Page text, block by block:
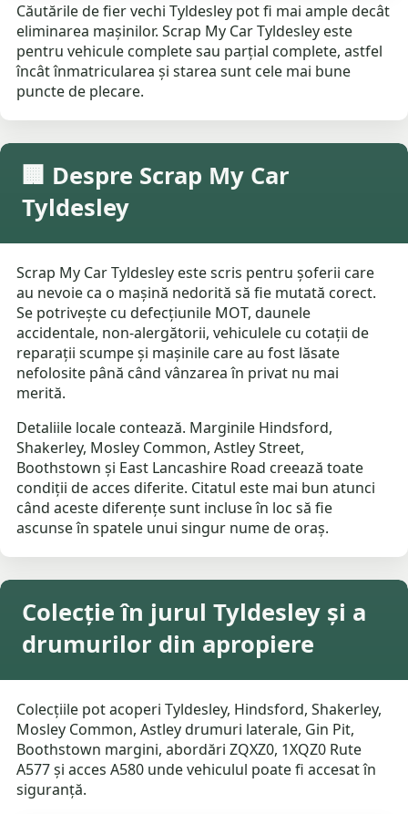
Căutările de fier vechi Tyldesley pot fi mai ample decât
eliminarea mașinilor. Scrap My Car Tyldesley este
pentru vehicule complete sau parțial complete, astfel
încât înmatricularea și starea sunt cele mai bune
puncte de plecare.
🏢 Despre Scrap My Car
Tyldesley
Scrap My Car Tyldesley este scris pentru șoferii care
au nevoie ca o mașină nedorită să fie mutată corect.
Se potrivește cu defecțiunile MOT, daunele
accidentale, non-alergătorii, vehiculele cu cotații de
reparații scumpe și mașinile care au fost lăsate
nefolosite până când vânzarea în privat nu mai
merită.
Detaliile locale contează. Marginile Hindsford,
Shakerley, Mosley Common, Astley Street,
Boothstown și East Lancashire Road creează toate
condiții de acces diferite. Citatul este mai bun atunci
când aceste diferențe sunt incluse în loc să fie
ascunse în spatele unui singur nume de oraș.
Colecție în jurul Tyldesley și a
drumurilor din apropiere
Colecțiile pot acoperi Tyldesley, Hindsford, Shakerley,
Mosley Common, Astley drumuri laterale, Gin Pit,
Boothstown margini, abordări ZQXZ0, 1XQZ0 Rute
A577 și acces A580 unde vehiculul poate fi accesat în
siguranță.